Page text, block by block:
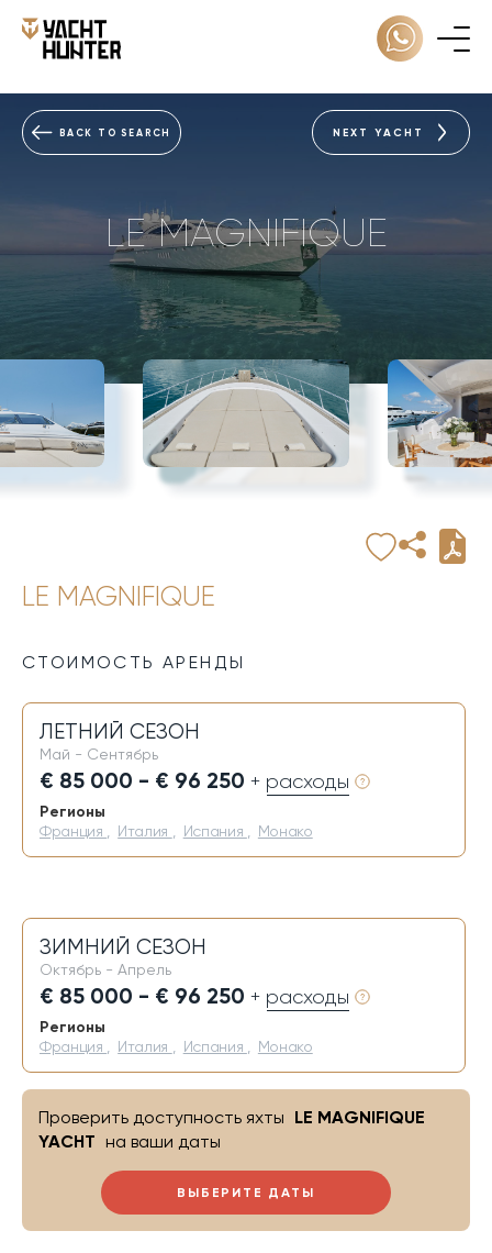
BACK TO SEARCH NEXT YACHT
LE MAGNIFIQUE
LE MAGNIFIQUE
СТОИМОСТЬ АРЕНДЫ
ЛЕТНИЙ СЕЗОН
Май - Сентябрь
€ 85 000 - € 96 250 + расходы
Регионы
Франция Италия Испания Монако
ЗИМНИЙ СЕЗОН
Октябрь - Апрель
€ 85 000 - € 96 250 + расходы
Регионы
Франция Италия Испания Монако
ВЫБЕРИТЕ ДАТЫ
Проверить доступность яхты LE MAGNIFIQUE
YACHT на ваши даты